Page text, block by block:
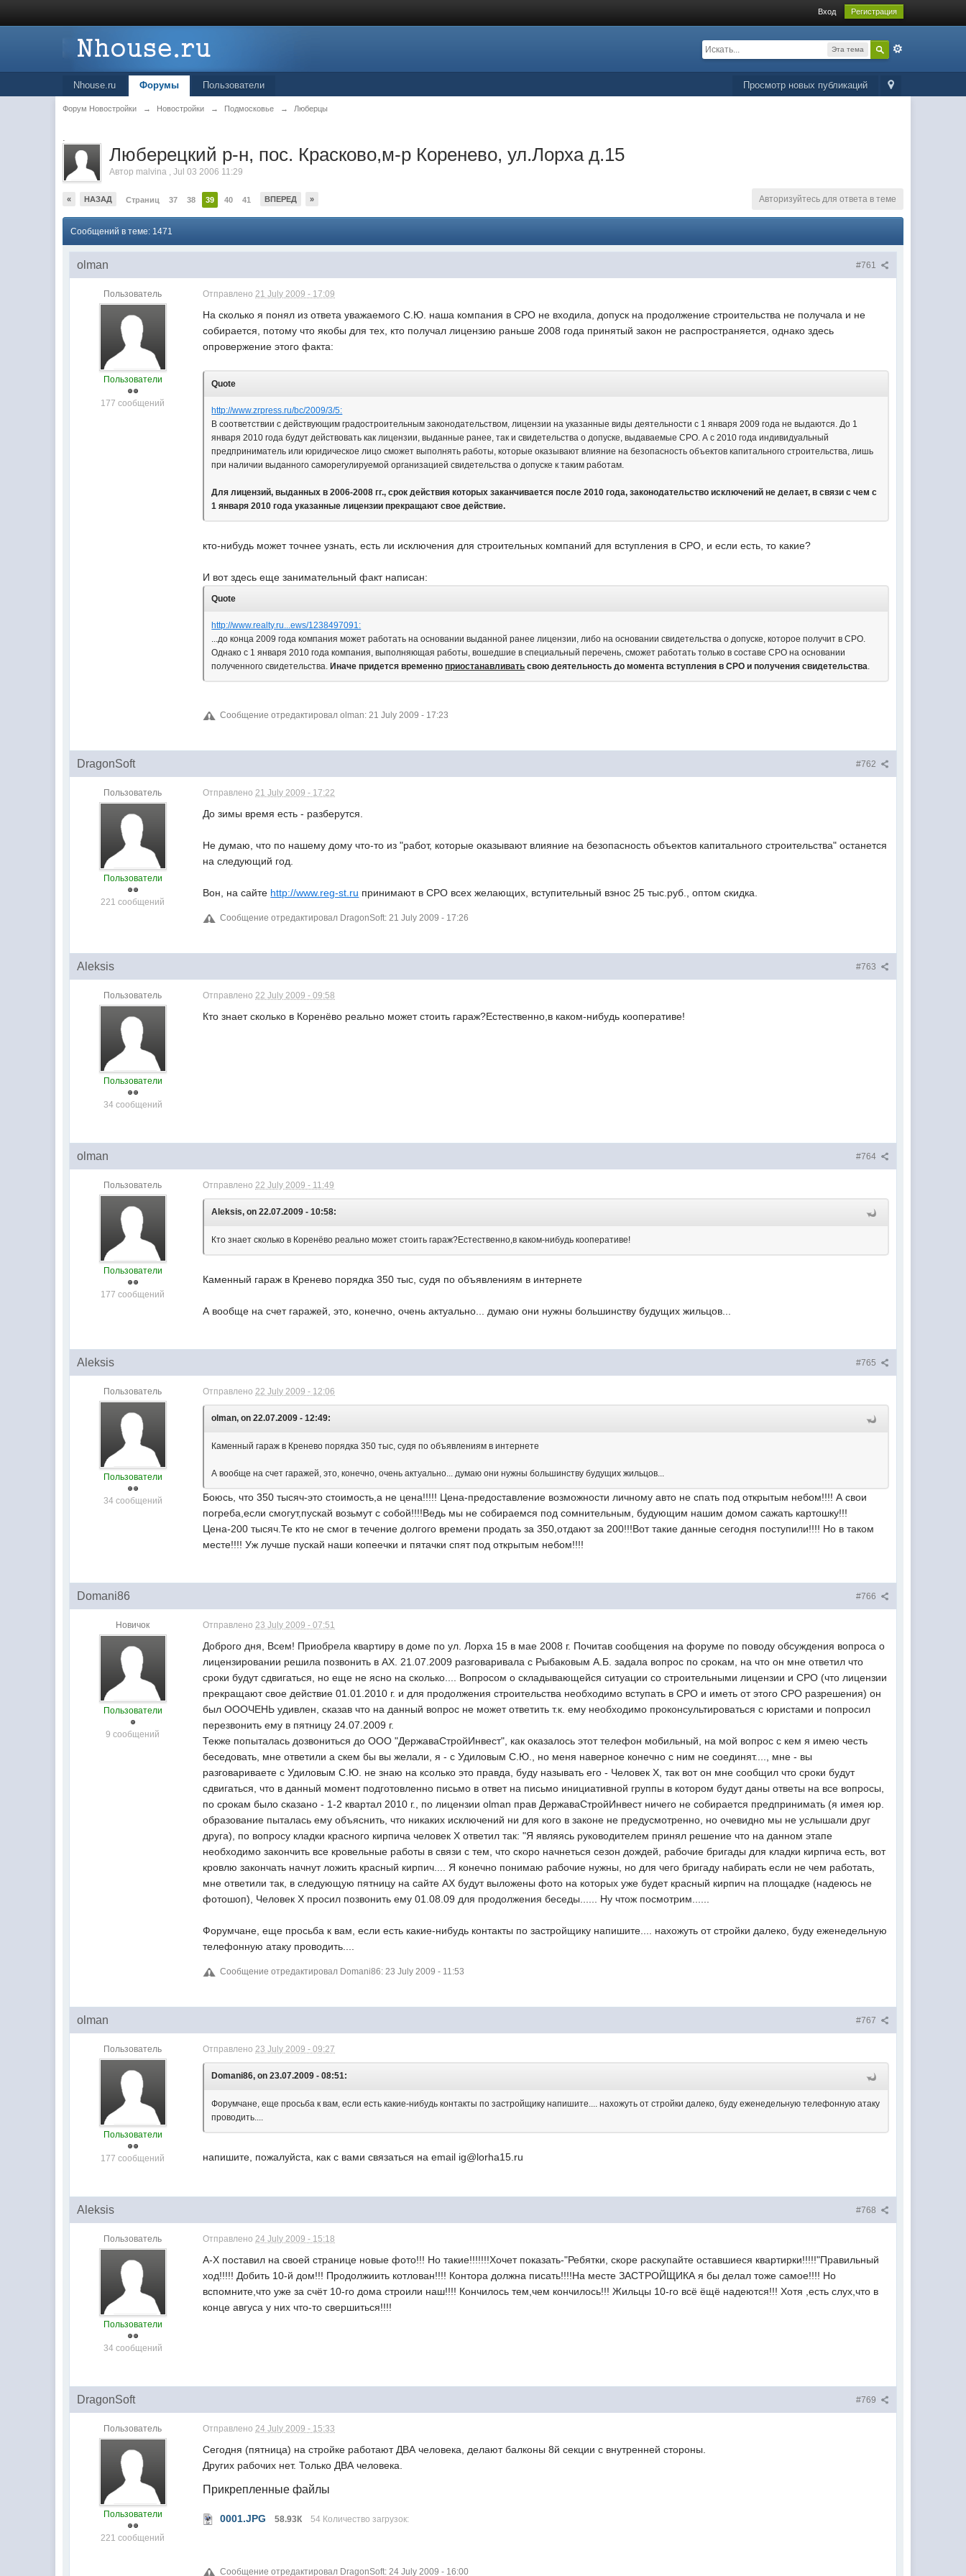
Вход Регистрация
Эта тема
Просмотр новых публикаций
Nhouse.ru Форумы Пользователи
Форум Новостройки → Новостройки → Подмосковье → Люберцы
.
Люберецкий р-н, пос. Красково,м-р Коренево, ул.Лорха д.15
Автор malvina ,Jul 03 2006 11:29
« НАЗАД Страниц 37 38 39 40 41 ВПЕРЕД » Авторизуйтесь для ответа в теме
Сообщений в теме: 1471
#761
olman
Пользователь
Пользователи
177 сообщений
Отправлено21 July 2009 - 17:09
На сколько я понял из ответа уважаемого С.Ю. наша компания в СРО не входила, допуск на продолжение строительства не получала и не
собирается, потому что якобы для тех, кто получал лицензию раньше 2008 года принятый закон не распространяется, однако здесь
опровержение этого факта:
Quote
http://www.zrpress.ru/bc/2009/3/5:
В соответствии с действующим градостроительным законодательством, лицензии на указанные виды деятельности с 1 января 2009 года не выдаются. До 1
января 2010 года будут действовать как лицензии, выданные ранее, так и свидетельства о допуске, выдаваемые СРО. А с 2010 года индивидуальный
предприниматель или юридическое лицо сможет выполнять работы, которые оказывают влияние на безопасность объектов капитального строительства, лишь
при наличии выданного саморегулируемой организацией свидетельства о допуске к таким работам.
Для лицензий, выданных в 2006-2008 гг., срок действия которых заканчивается после 2010 года, законодательство исключений не делает, в связи с чем с
1 января 2010 года указанные лицензии прекращают свое действие.
кто-нибудь может точнее узнать, есть ли исключения для строительных компаний для вступления в СРО, и если есть, то какие?
И вот здесь еще занимательный факт написан:
Quote
http://www.realty.ru...ews/1238497091:
...до конца 2009 года компания может работать на основании выданной ранее лицензии, либо на основании свидетельства о допуске, которое получит в СРО.
Однако с 1 января 2010 года компания, выполняющая работы, вошедшие в специальный перечень, сможет работать только в составе СРО на основании
полученного свидетельства. Иначе придется временноприостанавливать свою деятельность до момента вступления в СРО и получения свидетельства.
Сообщение отредактировал olman: 21 July 2009 - 17:23
#762
DragonSoft
Пользователь
Пользователи
221 сообщений
Отправлено21 July 2009 - 17:22
До зимы время есть - разберутся.
Не думаю, что по нашему дому что-то из "работ, которые оказывают влияние на безопасность объектов капитального строительства" останется
на следующий год.
Вон, на сайте http://www.reg-st.ru принимают в СРО всех желающих, вступительный взнос 25 тыс.руб., оптом скидка.
Сообщение отредактировал DragonSoft: 21 July 2009 - 17:26
#763
Aleksis
Пользователь
Пользователи
34 сообщений
Отправлено22 July 2009 - 09:58
Кто знает сколько в Коренёво реально может стоить гараж?Естественно,в каком-нибудь кооперативе!
#764
olman
Пользователь
Пользователи
177 сообщений
Отправлено22 July 2009 - 11:49
Aleksis, on 22.07.2009 - 10:58:
Кто знает сколько в Коренёво реально может стоить гараж?Естественно,в каком-нибудь кооперативе!
Каменный гараж в Кренево порядка 350 тыс, судя по объявлениям в интернете
А вообще на счет гаражей, это, конечно, очень актуально... думаю они нужны большинству будущих жильцов...
#765
Aleksis
Пользователь
Пользователи
34 сообщений
Отправлено22 July 2009 - 12:06
olman, on 22.07.2009 - 12:49:
Каменный гараж в Кренево порядка 350 тыс, судя по объявлениям в интернете
А вообще на счет гаражей, это, конечно, очень актуально... думаю они нужны большинству будущих жильцов...
Боюсь, что 350 тысяч-это стоимость,а не цена!!!!! Цена-предоставление возможности личному авто не спать под открытым небом!!!! А свои
погреба,если смогут,пускай возьмут с собой!!!!Ведь мы не собираемся под сомнительным, будующим нашим домом сажать картошку!!!
Цена-200 тысяч.Те кто не смог в течение долгого времени продать за 350,отдают за 200!!!Вот такие данные сегодня поступили!!!! Но в таком
месте!!!! Уж лучше пускай наши копеечки и пятачки спят под открытым небом!!!!
#766
Domani86
Новичок
Пользователи
9 сообщений
Отправлено23 July 2009 - 07:51
Доброго дня, Всем! Приобрела квартиру в доме по ул. Лорха 15 в мае 2008 г. Почитав сообщения на форуме по поводу обсуждения вопроса о
лицензировании решила позвонить в АХ. 21.07.2009 разговаривала с Рыбаковым А.Б. задала вопрос по срокам, на что он мне ответил что
сроки будут сдвигаться, но еще не ясно на сколько.... Вопросом о складывающейся ситуации со строительными лицензии и СРО (что лицензии
прекращают свое действие 01.01.2010 г. и для продолжения строительства необходимо вступать в СРО и иметь от этого СРО разрешения) он
был ОООЧЕНЬ удивлен, сказав что на данный вопрос не может ответить т.к. ему необходимо проконсультироваться с юристами и попросил
перезвонить ему в пятницу 24.07.2009 г.
Текже попыталась дозвониться до ООО "ДержаваСтройИнвест", как оказалось этот телефон мобильный, на мой вопрос с кем я имею честь
беседовать, мне ответили а скем бы вы желали, я - с Удиловым С.Ю., но меня наверное конечно с ним не соединят...., мне - вы
разговариваете с Удиловым С.Ю. не знаю на ксолько это правда, буду называть его - Человек Х, так вот он мне сообщил что сроки будут
сдвигаться, что в данный момент подготовленно письмо в ответ на письмо инициативной группы в котором будут даны ответы на все вопросы,
по срокам было сказано - 1-2 квартал 2010 г., по лицензии olman прав ДержаваСтройИнвест ничего не собирается предпринимать (я имея юр.
образование пыталась ему объяснить, что никаких исключений ни для кого в законе не предусмотренно, но очевидно мы не услышали друг
друга), по вопросу кладки красного кирпича человек Х ответил так: "Я являясь руководителем принял решение что на данном этапе
необходимо закончить все кровельные работы в связи с тем, что скоро начнеться сезон дождей, рабочие бригады для кладки кирпича есть, вот
кровлю закончать начнут ложить красный кирпич.... Я конечно понимаю рабочие нужны, но для чего бригаду набирать если не чем работать,
мне ответили так, в следующую пятницу на сайте АХ будут выложены фото на которых уже будет красный кирпич на площадке (надеюсь не
фотошоп), Человек Х просил позвонить ему 01.08.09 для продолжения беседы...... Ну чтож посмотрим......
Форумчане, еще просьба к вам, если есть какие-нибудь контакты по застройщику напишите.... нахожуть от стройки далеко, буду еженедельную
телефонную атаку проводить....
Сообщение отредактировал Domani86: 23 July 2009 - 11:53
#767
olman
Пользователь
Пользователи
177 сообщений
Отправлено23 July 2009 - 09:27
Domani86, on 23.07.2009 - 08:51:
Форумчане, еще просьба к вам, если есть какие-нибудь контакты по застройщику напишите.... нахожуть от стройки далеко, буду еженедельную телефонную атаку
проводить....
напишите, пожалуйста, как с вами связаться на email ig@lorha15.ru
#768
Aleksis
Пользователь
Пользователи
34 сообщений
Отправлено24 July 2009 - 15:18
А-Х поставил на своей странице новые фото!!! Но такие!!!!!!!Хочет показать-"Ребятки, скоре раскупайте оставшиеся квартирки!!!!!"Правильный
ход!!!!! Добить 10-й дом!!! Продолжиить котлован!!!! Контора должна писать!!!!На месте ЗАСТРОЙЩИКА я бы делал тоже самое!!!! Но
вспомните,что уже за счёт 10-го дома строили наш!!!! Кончилось тем,чем кончилось!!! Жильцы 10-го всё ёщё надеются!!! Хотя ,есть слух,что в
конце авгуса у них что-то свершиться!!!!
#769
DragonSoft
Пользователь
Пользователи
221 сообщений
Отправлено24 July 2009 - 15:33
Сегодня (пятница) на стройке работают ДВА человека, делают балконы 8й секции с внутренней стороны.
Других рабочих нет. Только ДВА человека.
Прикрепленные файлы
0001.JPG 58.93К 54 Количество загрузок:
Сообщение отредактировал DragonSoft: 24 July 2009 - 16:00